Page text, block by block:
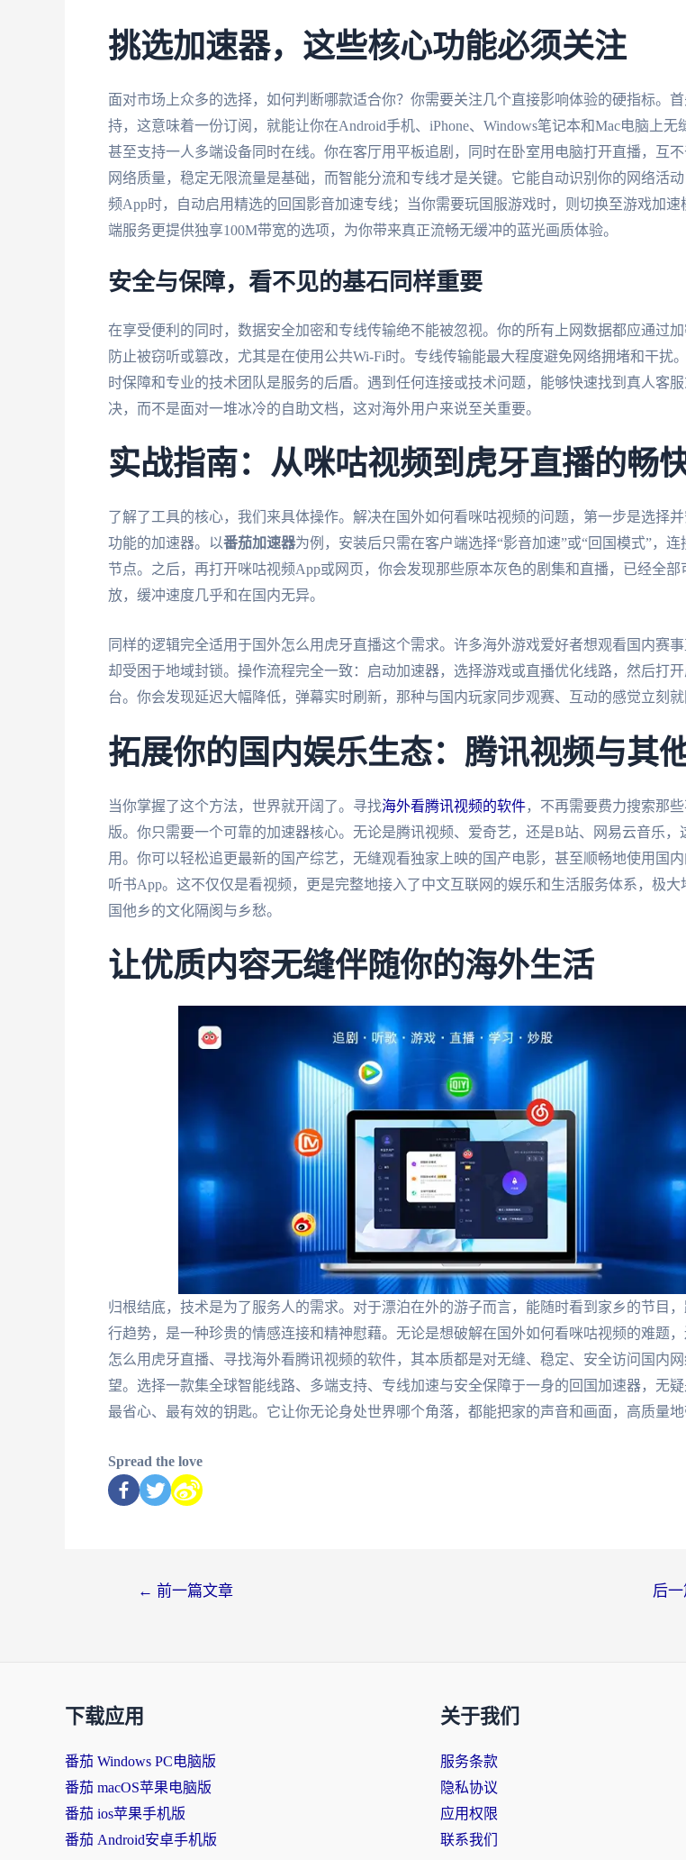
挑选加速器，这些核心功能必须关注
面对市场上众多的选择，如何判断哪款适合你？你需要关注几个直接影响体验的硬指标。
持，这意味着一份订阅，就能让你在Android手机、iPhone、Windows笔记本和Mac电脑上无
甚至支持一人多端设备同时在线。你在客厅用平板追剧，同时在卧室用电脑打开直播，互
网络质量，稳定无限流量是基础，而智能分流和专线才是关键。它能自动识别你的网络活
频App时，自动启用精选的回国影音加速专线；当你需要玩国服游戏时，则切换至游戏加速
端服务更提供独享100M带宽的选项，为你带来真正流畅无缓冲的蓝光画质体验。
安全与保障，看不见的基石同样重要
在享受便利的同时，数据安全加密和专线传输绝不能被忽视。你的所有上网数据都应通过加
防止被窃听或篡改，尤其是在使用公共Wi-Fi时。专线传输能最大程度避免网络拥堵和干扰
时保障和专业的技术团队是服务的后盾。遇到任何连接或技术问题，能够快速找到真人客
决，而不是面对一堆冰冷的自助文档，这对海外用户来说至关重要。
实战指南：从咪咕视频到虎牙直播的畅
了解了工具的核心，我们来具体操作。解决在国外如何看咪咕视频的问题，第一步是选择
功能的加速器。以番茄加速器为例，安装后只需在客户端选择“影音加速”或“回国模式”，连
节点。之后，再打开咪咕视频App或网页，你会发现那些原本灰色的剧集和直播，已经全部
放，缓冲速度几乎和在国内无异。
同样的逻辑完全适用于国外怎么用虎牙直播这个需求。许多海外游戏爱好者想观看国内赛事
却受困于地域封锁。操作流程完全一致：启动加速器，选择游戏或直播优化线路，然后打
台。你会发现延迟大幅降低，弹幕实时刷新，那种与国内玩家同步观赛、互动的感觉立刻就
拓展你的国内娱乐生态：腾讯视频与其
当你掌握了这个方法，世界就开阔了。寻找海外看腾讯视频的软件，不再需要费力搜索那
版。你只需要一个可靠的加速器核心。无论是腾讯视频、爱奇艺，还是B站、网易云音乐，
用。你可以轻松追更最新的国产综艺，无缝观看独家上映的国产电影，甚至顺畅地使用国
听书App。这不仅仅是看视频，更是完整地接入了中文互联网的娱乐和生活服务体系，极大
国他乡的文化隔阂与乡愁。
让优质内容无缝伴随你的海外生活
归根结底，技术是为了服务人的需求。对于漂泊在外的游子而言，能随时看到家乡的节目
行趋势，是一种珍贵的情感连接和精神慰藉。无论是想破解在国外如何看咪咕视频的难题
怎么用虎牙直播、寻找海外看腾讯视频的软件，其本质都是对无缝、稳定、安全访问国内
望。选择一款集全球智能线路、多端支持、专线加速与安全保障于一身的回国加速器，无
最省心、最有效的钥匙。它让你无论身处世界哪个角落，都能把家的声音和画面，高质量地
Spread the love
← 前一篇文章 后
下载应用
番茄 Windows PC电脑版
番茄 macOS苹果电脑版
番茄 ios苹果手机版
番茄 Android安卓手机版
关于我们
服务条款
隐私协议
应用权限
联系我们